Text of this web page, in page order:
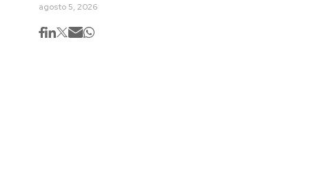
agosto 5, 2026